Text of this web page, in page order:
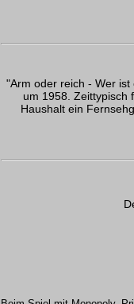
"Arm oder reich - Wer
um 1958. Zeittypisch
Haushalt ein